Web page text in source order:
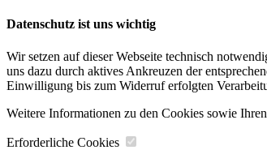
Datenschutz ist uns wichtig
Wir setzen auf dieser Webseite technisch
uns dazu durch aktives Ankreuzen der
Einwilligung bis zum Widerruf erfolgten
Weitere Informationen zu den Cookies sowie
Erforderliche Cookies